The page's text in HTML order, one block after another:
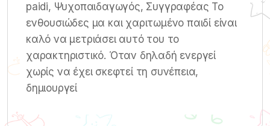
paidi, Ψυχοπαιδαγωγός, Συγγραφέας Το
ενθουσιώδες μα και χαριτωμένο παιδί είναι
καλό να μετριάσει αυτό του το
χαρακτηριστικό. Όταν δηλαδή ενεργεί
χωρίς να έχει σκεφτεί τη συνέπεια,
δημιουργεί